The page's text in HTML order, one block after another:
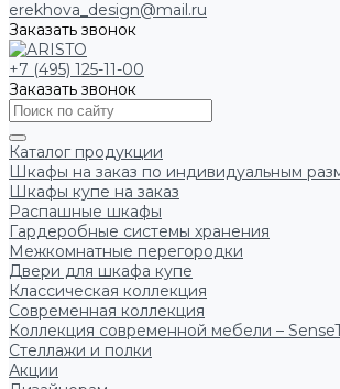
erekhova_design@mail.ru
Заказать звонок
+7 (495) 125-11-00
Заказать звонок
Каталог продукции
Шкафы на заказ по индивидуальным
Шкафы купе на заказ
Распашные шкафы
Гардеробные системы хранения
Межкомнатные перегородки
Двери для шкафа купе
Классическая коллекция
Современная коллекция
Коллекция современной мебели –
Стеллажи и полки
Акции